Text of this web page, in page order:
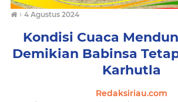
› 4 Agustus 2024
Kondisi Cuaca
Demikian Babinsa
Karhutla
Redaksiriau.com